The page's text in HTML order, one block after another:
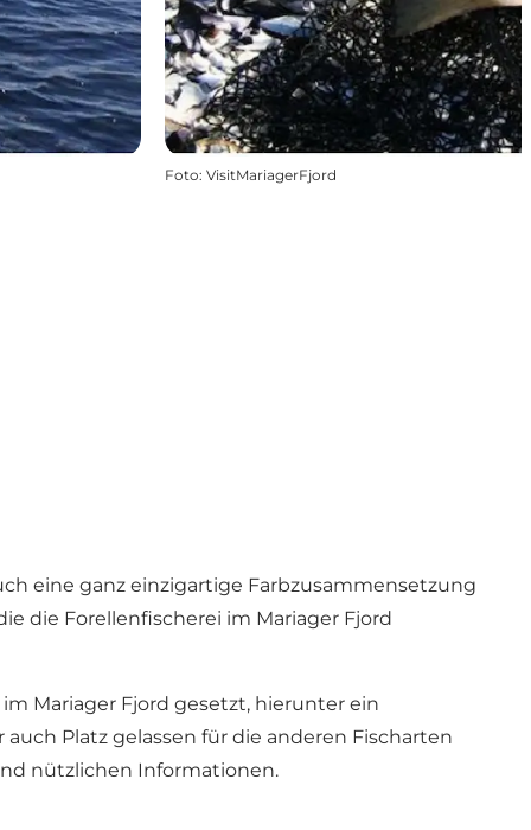
Foto: VisitMariagerFjord
eine ganz einzigartige Farbzusammensetzung
die Forellenfischerei im Mariager Fjord
Mariager Fjord gesetzt, hierunter ein
Platz gelassen für die anderen Fischarten
nützlichen Informationen.